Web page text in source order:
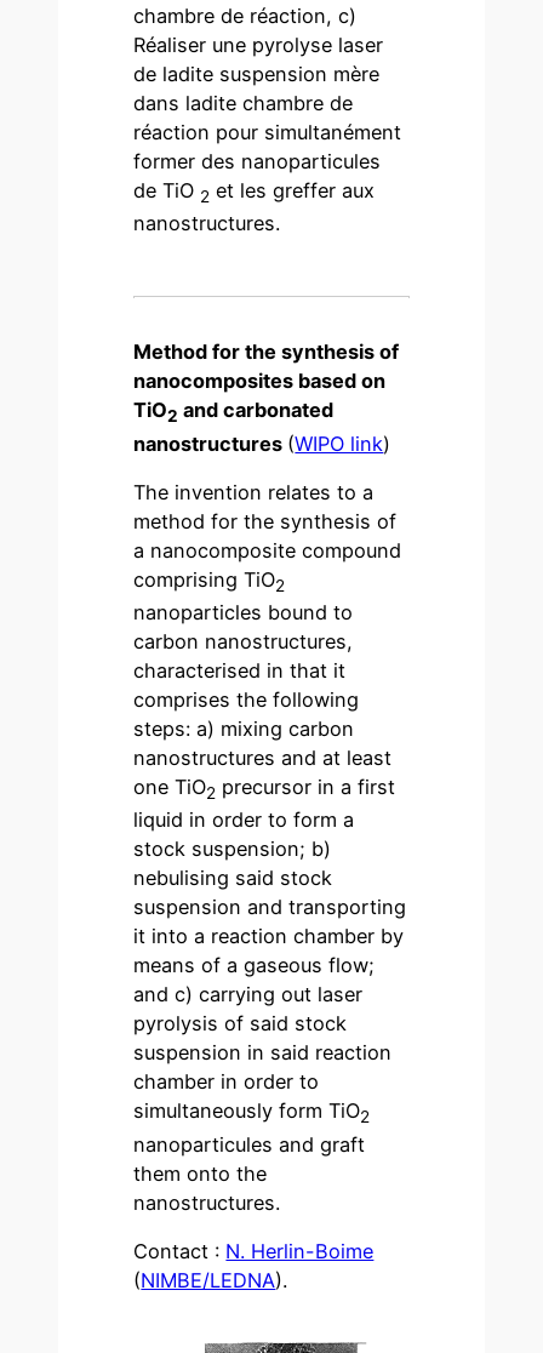
chambre de réaction, c)
Réaliser une pyrolyse laser
de ladite suspension mère
dans ladite chambre de
réaction pour simultanément
former des nanoparticules
de TiO 2 et les greffer aux
nanostructures.
Method for the synthesis of
nanocomposites based on
TiO2 and carbonated
nanostructures (WIPO link)
The invention relates to a
method for the synthesis of
a nanocomposite compound
comprising TiO2
nanoparticles bound to
carbon nanostructures,
characterised in that it
comprises the following
steps: a) mixing carbon
nanostructures and at least
one TiO2 precursor in a first
liquid in order to form a
stock suspension; b)
nebulising said stock
suspension and transporting
it into a reaction chamber by
means of a gaseous flow;
and c) carrying out laser
pyrolysis of said stock
suspension in said reaction
chamber in order to
simultaneously form TiO2
nanoparticules and graft
them onto the
nanostructures.
Contact : N. Herlin-Boime
(NIMBE/LEDNA).